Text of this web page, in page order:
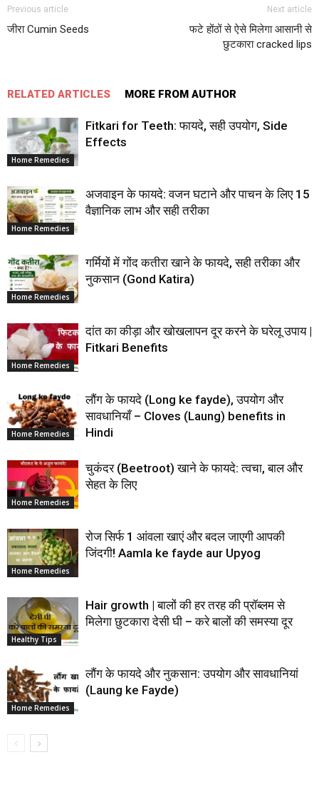
Previous article
जीरा Cumin Seeds
Next article
फटे होंठों से ऐसे मिलेगा आसानी से
छुटकारा cracked lips
RELATED ARTICLES MORE FROM AUTHOR
Home Remedies
Fitkari for Teeth: फायदे, सही उपयोग, Side
Effects
Home Remedies
अजवाइन के फायदे: वजन घटाने और पाचन के लिए 15
वैज्ञानिक लाभ और सही तरीका
Home Remedies
गर्मियों में गोंद कतीरा खाने के फायदे, सही तरीका और
नुकसान (Gond Katira)
Home Remedies
दांत का कीड़ा और खोखलापन दूर करने के घरेलू उपाय |
Fitkari Benefits
Home Remedies
लौंग के फायदे (Long ke fayde), उपयोग और
सावधानियाँ – Cloves (Laung) benefits in
Hindi
Home Remedies
चुकंदर (Beetroot) खाने के फायदे: त्वचा, बाल और
सेहत के लिए
Home Remedies
रोज सिर्फ 1 आंवला खाएं और बदल जाएगी आपकी
जिंदगी! Aamla ke fayde aur Upyog
Healthy Tips
Hair growth | बालों की हर तरह की प्रॉब्लम से
मिलेगा छुटकारा देसी घी – करे बालों की समस्या दूर
Home Remedies
लौंग के फायदे और नुकसान: उपयोग और सावधानियां
(Laung ke Fayde)